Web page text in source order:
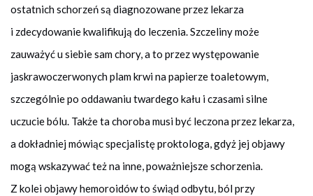
ostatnich schorzeń są diagnozowane przez lekarza
i zdecydowanie kwalifikują do leczenia. Szczeliny może
zauważyć u siebie sam chory, a to przez występowanie
jaskrawoczerwonych plam krwi na papierze toaletowym,
szczególnie po oddawaniu twardego kału i czasami silne
uczucie bólu. Także ta choroba musi być leczona przez lekarza,
a dokładniej mówiąc specjalistę proktologa, gdyż jej objawy
mogą wskazywać też na inne, poważniejsze schorzenia.
Z kolei objawy hemoroidów to świąd odbytu, ból przy